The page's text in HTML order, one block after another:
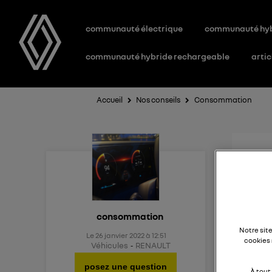
communauté électrique communauté
communauté hybride rechargeable
Accueil Nos conseils Consommation
consommation
Le 26 janvier 2022à 12:51
Véhicules RENAULT
posez une question
Notre
cookies